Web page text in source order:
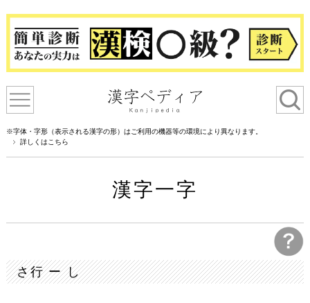
※字体・字形（表示される漢字の形）はご利用の機器等の環境により異なります。
詳しくはこちら
漢字一字
さ行 ー し